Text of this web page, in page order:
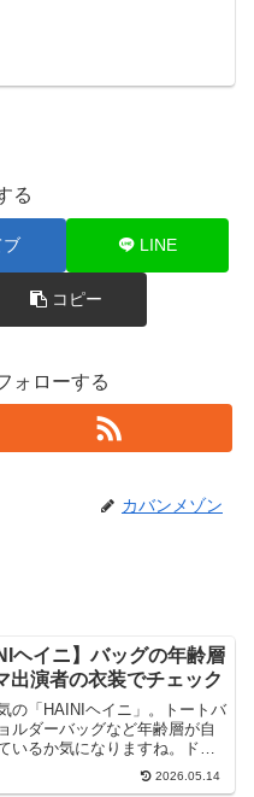
る
ブ LINE
コピー
ォローする
カバンメゾン
ヘイニ】バッグの年齢層
出演者の衣装でチェック
の「HAINIヘイニ」。トートバ
ルダーバッグなど年齢層が自
いるか気になりますね。ドラ
て着用されている芸能人の方
よくわかります。チェックし
2026.05.14